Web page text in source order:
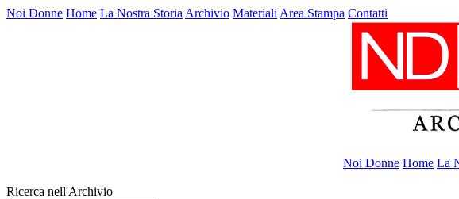
Noi Donne Home La Nostra Storia Archivio Materiali Area Stampa Contatti
Noi Donne Home La
Ricerca nell'Archivio